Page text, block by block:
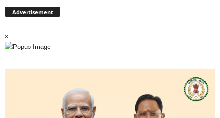
Advertisement
×